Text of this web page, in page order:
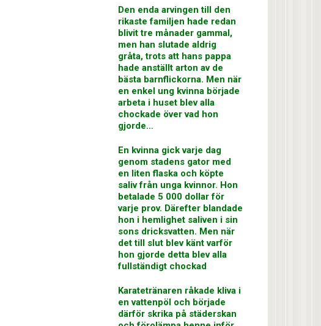
Den enda arvingen till den
rikaste familjen hade redan
blivit tre månader gammal,
men han slutade aldrig
gråta, trots att hans pappa
hade anställt arton av de
bästa barnflickorna. Men när
en enkel ung kvinna började
arbeta i huset blev alla
chockade över vad hon
gjorde…
En kvinna gick varje dag
genom stadens gator med
en liten flaska och köpte
saliv från unga kvinnor. Hon
betalade 5 000 dollar för
varje prov. Därefter blandade
hon i hemlighet saliven i sin
sons dricksvatten. Men när
det till slut blev känt varför
hon gjorde detta blev alla
fullständigt chockad
Karatetränaren råkade kliva i
en vattenpöl och började
därför skrika på städerskan